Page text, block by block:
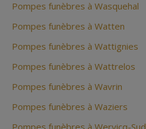
Pompes funèbres à Wasquehal
Pompes funèbres à Watten
Pompes funèbres à Wattignies
Pompes funèbres à Wattrelos
Pompes funèbres à Wavrin
Pompes funèbres à Waziers